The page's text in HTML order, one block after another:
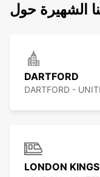
الشهيرة حول
DARTFORD
DARTFORD -
LONDON